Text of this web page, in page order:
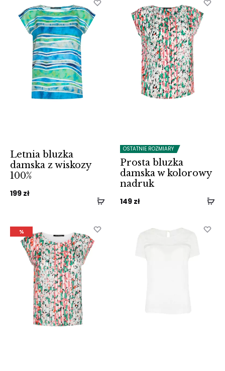
Letnia bluzka
damska z wiskozy
100%
199 zł
OSTATNIE ROZMIARY
Prosta bluzka
damska w kolorowy
nadruk
149 zł
%